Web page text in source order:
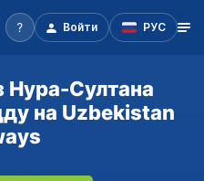
Войти РУС
Нура-Султана
на Uzbekistan